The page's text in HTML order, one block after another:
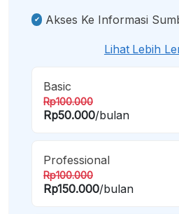
Akses Ke Informasi
Lihat Lebih
Basic
Rp100.000
Rp50.000/bulan
Professional
Rp100.000
Rp150.000/bulan